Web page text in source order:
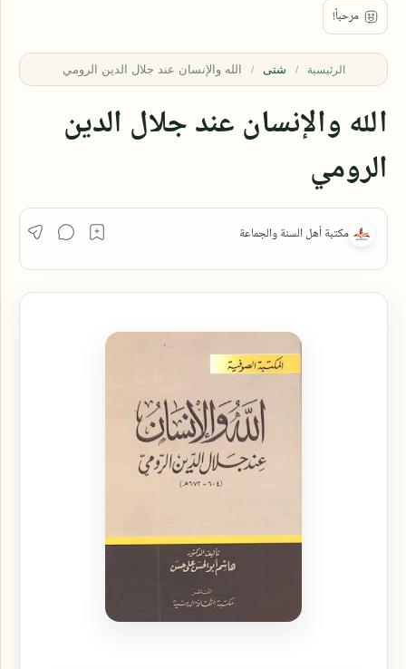
الرئيسية شتى
الله والإنسان عند جلال الدين
الرومي